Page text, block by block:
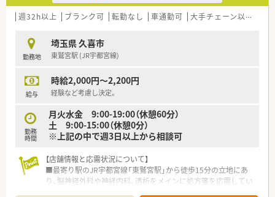
週32h以上 ブランク可 転勤なし 車通勤可 大手チェーン以外
勤務地
埼玉県 久喜市
東鷲宮駅 (JR宇都宮線)
給与
時給2,000円～2,200円
経験など考慮し決定。
勤務
時間
月火水金 9:00-19:00（休憩60分）
土 9:00-15:00（休憩0分）
※上記の中で週3日以上から相談可
【店舗情報と応需状況について】
■最寄り駅のJR宇都宮線「東鷲宮駅」から徒歩15分の立地にあ
り、脳神経外科や神経内科、透析をメインに処方箋を応需してい